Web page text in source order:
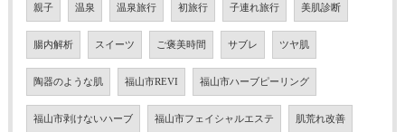
親子 温泉 温泉旅行 初旅行 子連れ旅行 美肌診断
腸内解析 スイーツ ご褒美時間 サブレ ツヤ肌
陶器のような肌 福山市REVI 福山市ハーブピーリング
福山市剥けないハーブ 福山市フェイシャルエステ 肌荒れ改善